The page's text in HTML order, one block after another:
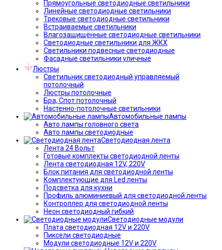
Прямоугольные светодиодные светильники
Линейные светодиодные светильники
Трековые светодиодные светильники
Встраиваемые светильники
Влагозащищённые светодиодные светильники
Светодиодные светильники для ЖКХ
Светильники подвесные светодиодные
Фасадные светильники уличные
Люстры
Светильник светодиодный управляемый
потолочный
Люстры потолочные
Бра, Спот потолочный
Настенно-потолочные светильники
Автомобильные лампы
Авто лампы головного света
Авто лампы светодиодные
Светодиодная лента
Лента 24 Вольт
Готовые комплекты светодиодной ленты
Лента светодиодная 12V, 220V
Блок питания для светодиодной ленты
Комплектующие для Led ленты
Подсветка для кухни
Профиль алюминиевый для светодиодной ленты
Контроллер для светодиодной ленты
Неон светодиодный гибкий
Светодиодные модули
Плата светодиодная 12V и 220V
Пиксели светодиодные
Модули светодиодные 12V и 220V